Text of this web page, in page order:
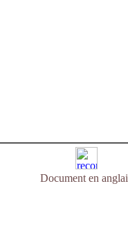
Document en